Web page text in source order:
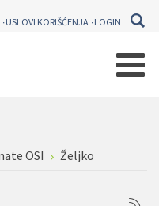
USLOVI KORIŠĆENJA LOGIN
OSI Željko